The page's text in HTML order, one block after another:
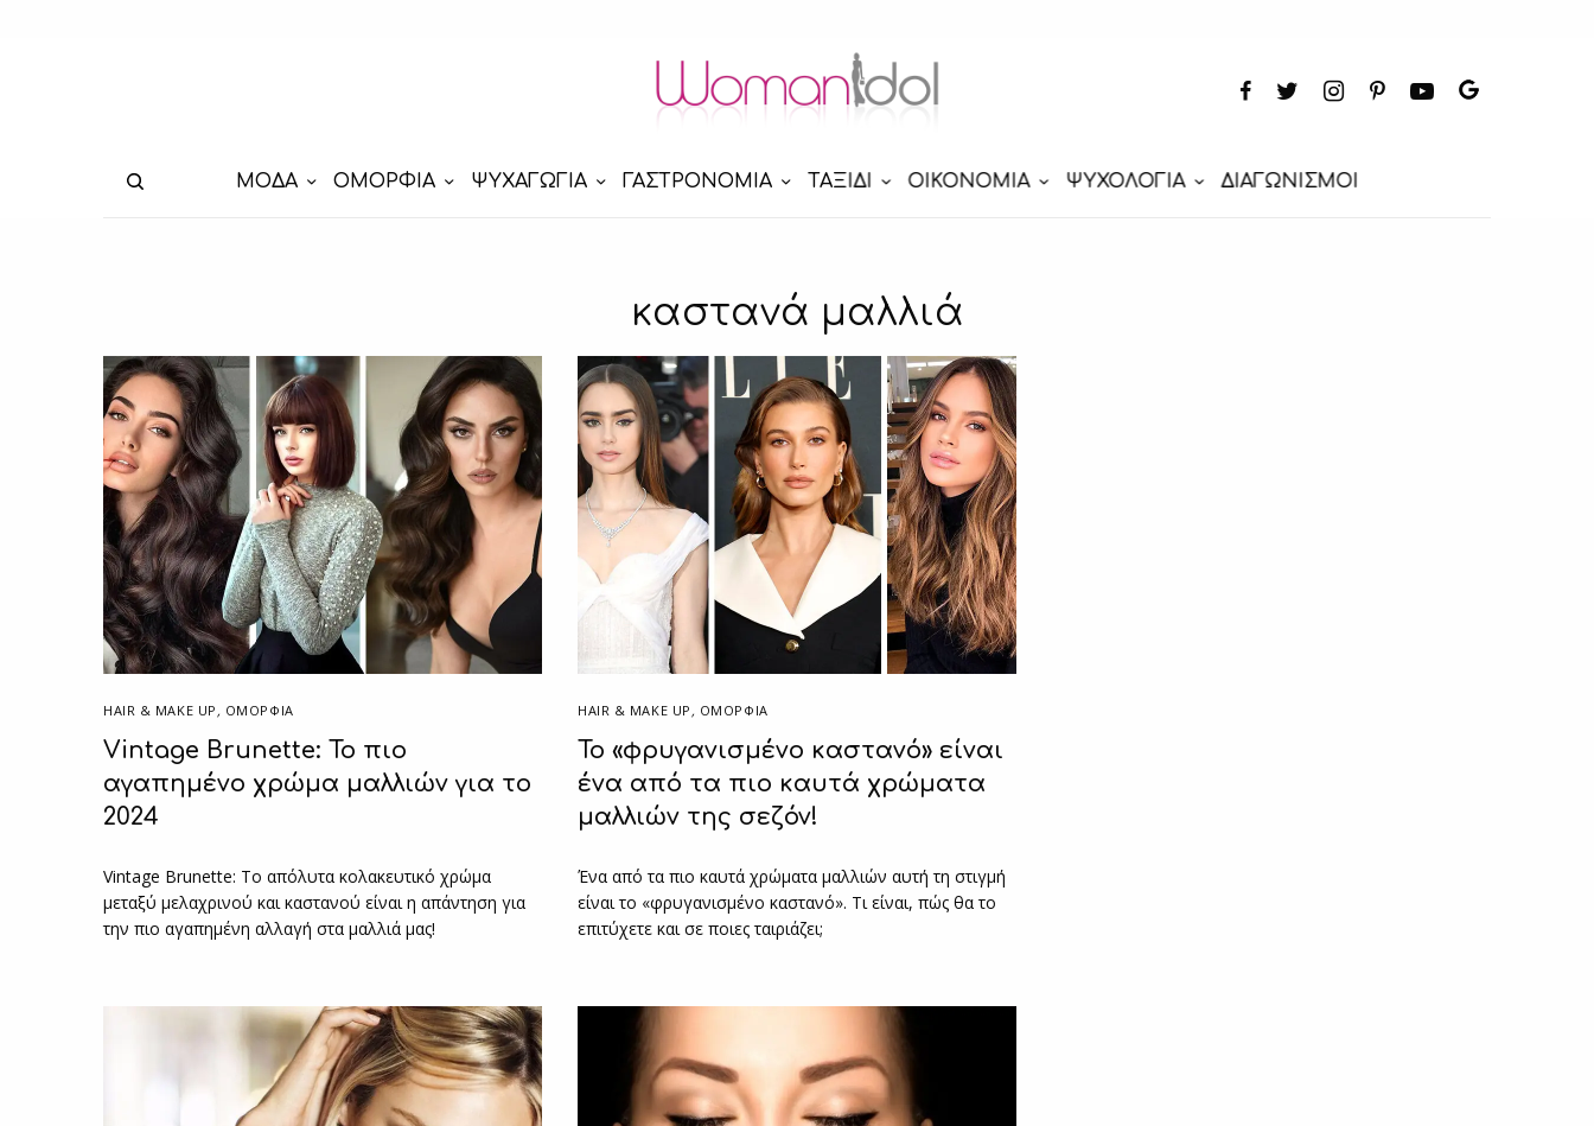
ΜΟΔΑ ΟΜΟΡΦΙΑ ΨΥΧΑΓΩΓΙΑ ΓΑΣΤΡΟΝΟΜΙΑ ΤΑΞΙΔΙ ΟΙΚΟΝΟΜΙΑ ΨΥΧΟΛΟΓΙΑ ΔΙΑΓΩΝΙΣΜΟΙ
καστανά μαλλιά
HAIR & MAKE UP , ΟΜΟΡΦΙΑ
Vintage Brunette: Το πιο
αγαπημένο χρώμα μαλλιών για το
2024
Vintage Brunette: Το απόλυτα κολακευτικό χρώμα
μεταξύ μελαχρινού και καστανού είναι η απάντηση για
την πιο αγαπημένη αλλαγή στα μαλλιά μας!
HAIR & MAKE UP , ΟΜΟΡΦΙΑ
Το «φρυγανισμένο καστανό» είναι
ένα από τα πιο καυτά χρώματα
μαλλιών της σεζόν!
Ένα από τα πιο καυτά χρώματα μαλλιών αυτή τη στιγμή
είναι το «φρυγανισμένο καστανό». Τι είναι, πώς θα το
επιτύχετε και σε ποιες ταιριάζει;